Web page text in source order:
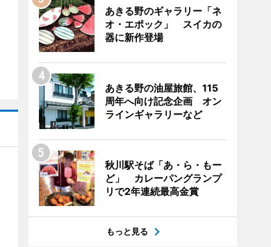
あきる野のギャラリー「ネ
オ・エポック」 スイカの
器に新作登場
あきる野の油屋旅館、115
周年へ向け記念企画 オン
ラインギャラリーなど
秋川駅そば「あ・ら・もー
ど」 カレーパングランプ
リで2年連続最高金賞
もっと見る